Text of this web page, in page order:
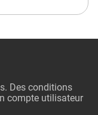
Des conditions
compte utilisateur